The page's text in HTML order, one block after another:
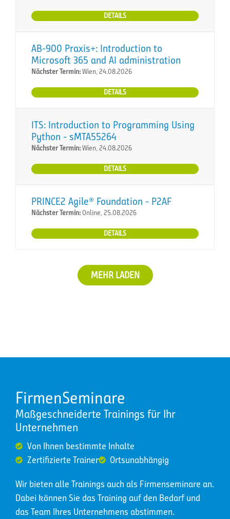
DETAILS
AB-900 Praxis+: Introduction to
Microsoft 365 and AI administration
Nächster Termin:Wien, 24.08.2026
DETAILS
ITS: Introduction to Programming Using
Python - sMTA55264
Nächster Termin:Wien, 24.08.2026
DETAILS
PRINCE2 Agile® Foundation - P2AF
Nächster Termin:Online, 25.08.2026
DETAILS
MEHR LADEN
FirmenSeminare
Maßgeschneiderte Trainings für Ihr
Unternehmen
Von Ihnen bestimmte Inhalte
Zertifizierte Trainer
Ortsunabhängig
Wir bieten alle Trainings auch als Firmenseminare an.
Dabei können Sie das Training auf den Bedarf und
das Team Ihres Unternehmens abstimmen.